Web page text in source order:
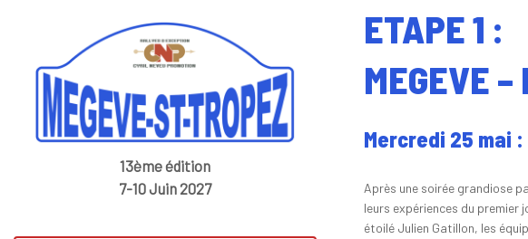
ETAPE 1 :
MEGEVE –
Mercredi 25 mai :
Après une soirée grandiose
leurs expériences du premier
étoilé Julien Gatillon, les
13ème édition
7-10 Juin 2027